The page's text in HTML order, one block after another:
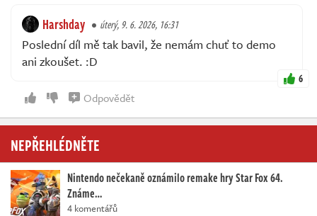
Harshday úterý, 9. 6. 2026, 16:31
Poslední díl mě tak bavil, že nemám chuť to demo
ani zkoušet. :D
6
Odpovědět
NEPŘEHLÉDNĚTE
Nintendo nečekaně oznámilo remake hry Star Fox 64.
Známe…
4 komentářů